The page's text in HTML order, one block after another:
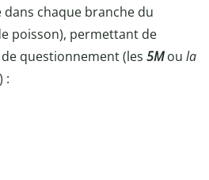
dans chaque branche du
poisson), permettant de
questionnement (les 5Mou la
) :